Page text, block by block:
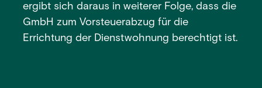
ergibt sich daraus in weiterer Folge, dass die
GmbH zum Vorsteuerabzug für die
Errichtung der Dienstwohnung berechtigt ist.